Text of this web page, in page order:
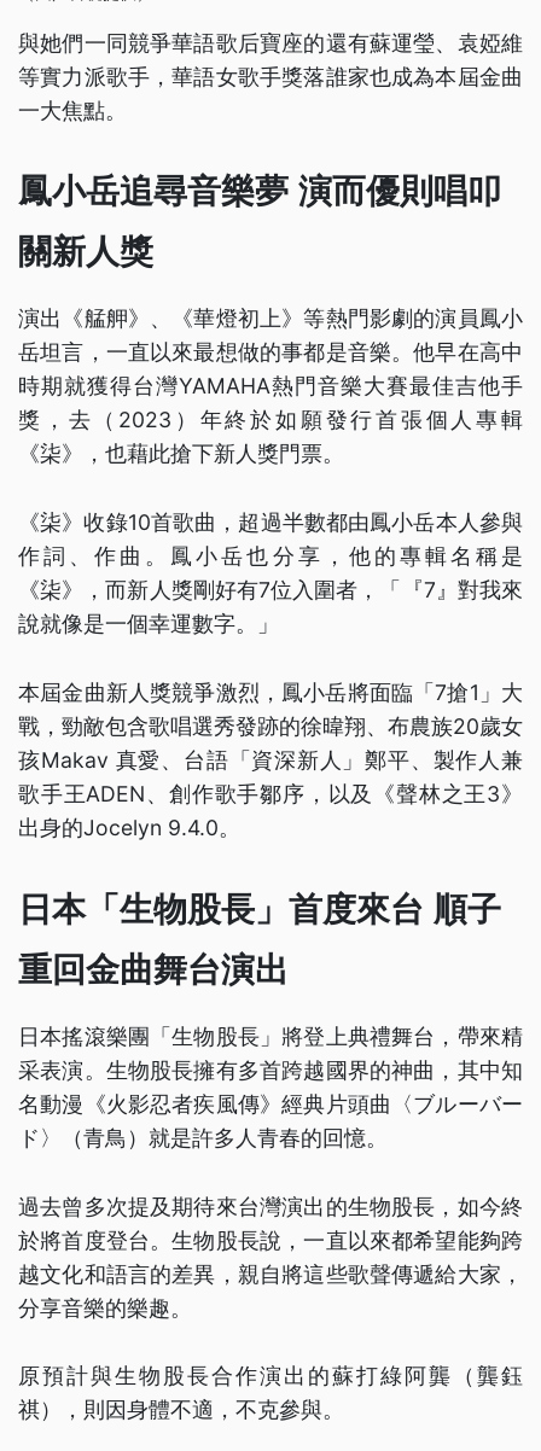
與她們一同競爭華語歌后寶座的還有蘇運瑩、袁婭維
等實力派歌手，華語女歌手獎落誰家也成為本屆金曲
一大焦點。
鳳小岳追尋音樂夢 演而優則唱叩
關新人獎
演出《艋舺》、《華燈初上》等熱門影劇的演員鳳小
岳坦言，一直以來最想做的事都是音樂。他早在高中
時期就獲得台灣YAMAHA熱門音樂大賽最佳吉他手
獎，去（2023）年終於如願發行首張個人專輯
《柒》，也藉此搶下新人獎門票。
《柒》收錄10首歌曲，超過半數都由鳳小岳本人參與
作詞、作曲。鳳小岳也分享，他的專輯名稱是
《柒》，而新人獎剛好有7位入圍者，「『7』對我來
說就像是一個幸運數字。」
本屆金曲新人獎競爭激烈，鳳小岳將面臨「7搶1」大
戰，勁敵包含歌唱選秀發跡的徐暐翔、布農族20歲女
孩Makav 真愛、台語「資深新人」鄭平、製作人兼
歌手王ADEN、創作歌手鄒序，以及《聲林之王3》
出身的Jocelyn 9.4.0。
日本「生物股長」首度來台 順子
重回金曲舞台演出
日本搖滾樂團「生物股長」將登上典禮舞台，帶來精
采表演。生物股長擁有多首跨越國界的神曲，其中知
名動漫《火影忍者疾風傳》經典片頭曲〈ブルーバー
ド〉（青鳥）就是許多人青春的回憶。
過去曾多次提及期待來台灣演出的生物股長，如今終
於將首度登台。生物股長說，一直以來都希望能夠跨
越文化和語言的差異，親自將這些歌聲傳遞給大家，
分享音樂的樂趣。
原預計與生物股長合作演出的蘇打綠阿龔（龔鈺
祺），則因身體不適，不克參與。